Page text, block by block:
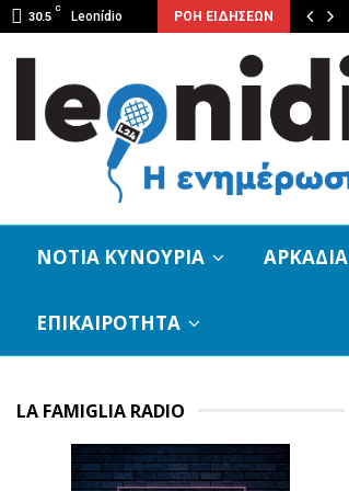
30.5
C
Leonídio ΡΟΗ ΕΙΔΗΣΕΩΝ
– Στους…
ΝΟΤΙΑ ΚΥΝΟΥΡΙΑ ΑΡΚΑΔΙΑ
ΕΠΙΚΑΙΡΟΤΗΤΑ
LA FAMIGLIA RADIO